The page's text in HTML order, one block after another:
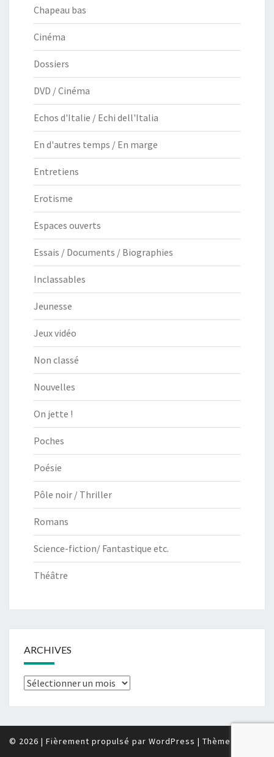
Chapeau bas
Cinéma
Dossiers
DVD / Cinéma
Echos d'Italie / Echi dell'Italia
En d'autres temps / En marge
Entretiens
Erotisme
Espaces ouverts
Essais / Documents / Biographies
Inclassables
Jeunesse
Jeux vidéo
Non classé
Nouvelles
On jette !
Poches
Poésie
Pôle noir / Thriller
Romans
Science-fiction/ Fantastique etc.
Théâtre
ARCHIVES
Archives
© 2026 | Fièrement propulsé par WordPress | Thème :